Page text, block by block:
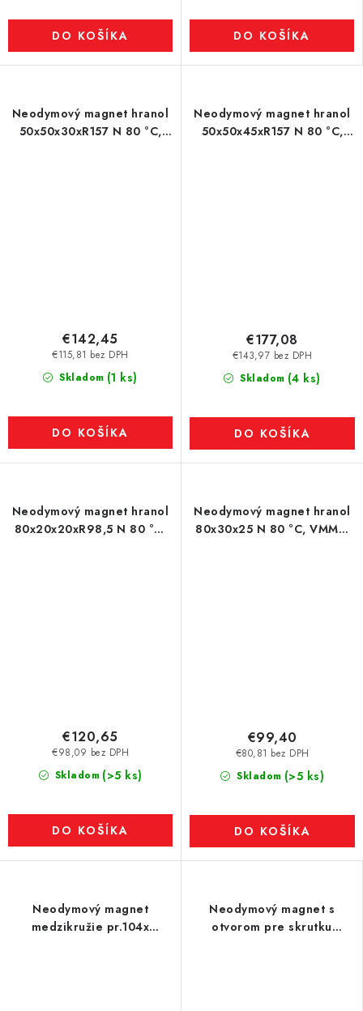
DO KOŠÍKA DO KOŠÍKA
Neodymový magnet hranol
50x50x30xR157 N 80 °C,
Skladom (1 ks)
€115,81 bez DPH
€142,45
DO KOŠÍKA
Neodymový magnet hranol
50x50x45xR157 N 80 °C,
Skladom (4 ks)
€143,97 bez DPH
€177,08
DO KOŠÍKA
Neodymový magnet hranol
80x20x20xR98,5 N 80 °C,
Skladom (>5 ks)
€98,09 bez DPH
€120,65
DO KOŠÍKA
Neodymový magnet hranol
80x30x25 N 80 °C, VMM5-
Skladom (>5 ks)
€80,81 bez DPH
€99,40
DO KOŠÍKA
Neodymový magnet
medzikružie pr.104x
Neodymový magnet s
otvorom pre skrutku